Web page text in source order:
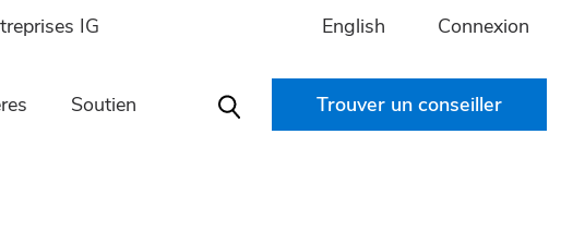
IG English Connexion
Soutien Search Trouver un conseiller